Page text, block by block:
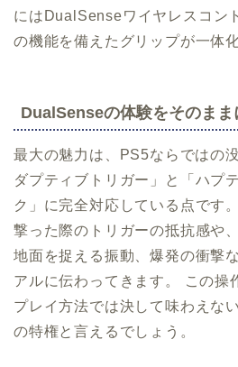
にはDualSenseワイヤレスコン
の機能を備えたグリップが一体
DualSenseの体験をそのまま
最大の魅力は、PS5ならではの
ダプティブトリガー」と「ハプ
ク」に完全対応している点です
撃った際のトリガーの抵抗感や
地面を捉える振動、爆発の衝撃
アルに伝わってきます。 この操
プレイ方法では決して味わえな
の特権と言えるでしょう。